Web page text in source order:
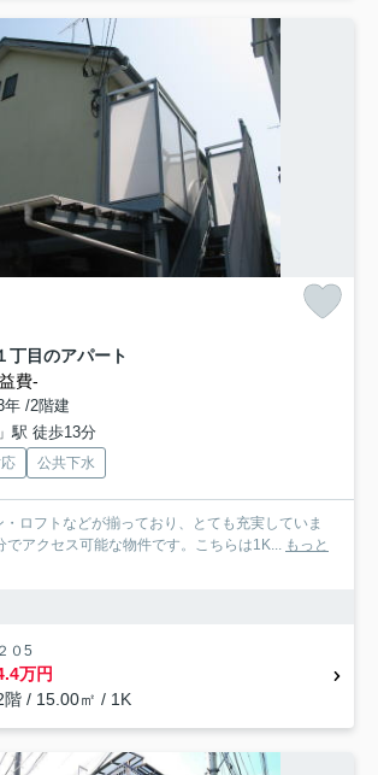
丁目のアパート
費-
年 /2階建
駅 徒歩13分
公共下水
ロフトなどが揃っており、とても充実していま
でアクセス可能な物件です。こちらは1K... もっと
２０5
万円
階 / 15.00㎡ / 1K